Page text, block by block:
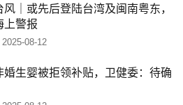
风｜或先后登陆台湾及闽南粤东，
上警报
2025-08-12
婚生婴被拒领补贴，卫健委：待确